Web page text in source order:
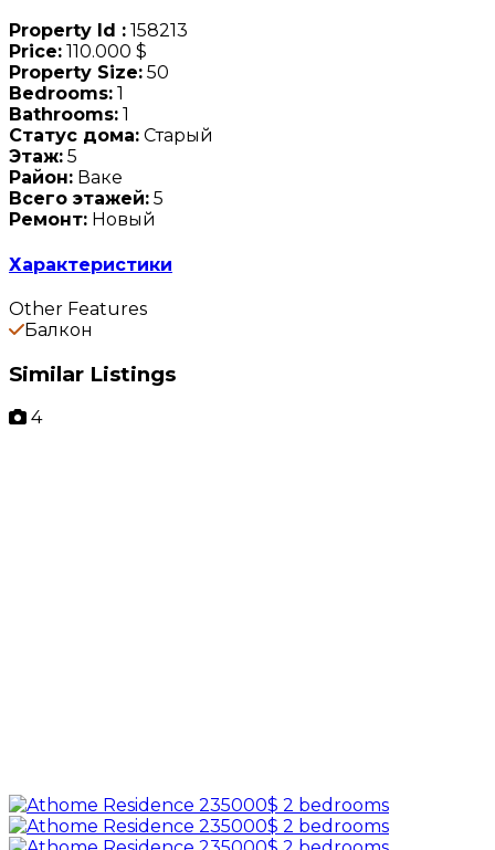
Property Id : 158213
Price: 110.000 $
Property Size: 50
Bedrooms: 1
Bathrooms: 1
Статус дома: Старый
Этаж: 5
Район: Ваке
Всего этажей: 5
Ремонт: Новый
Характеристики
Other Features
Балкон
Similar Listings
4